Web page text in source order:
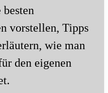
vorstellen, Tipps
wie man
den eigenen